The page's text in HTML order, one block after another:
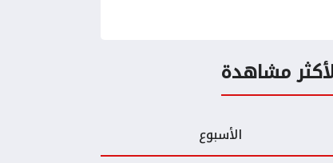
مشاهدة
الأسبوع